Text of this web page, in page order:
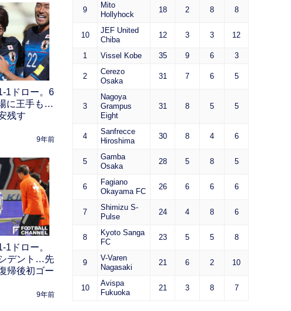
1ドロー。6
に王手も…
残す
9年前
1ドロー。
デント…先
帰後初ゴー
9年前
9
Mito
Hollyhock
18 2 8 8
10
JEF United
Chiba
12 3 3 12
1 Vissel Kobe 35 9 6 3
2
Cerezo
Osaka
31 7 6 5
3
Nagoya
Grampus
Eight
31 8 5 5
4
Sanfrecce
Hiroshima
30 8 4 6
5
Gamba
Osaka
28 5 8 5
6
Fagiano
Okayama FC
26 6 6 6
7
Shimizu S-
Pulse
24 4 8 6
8
Kyoto Sanga
FC
23 5 5 8
9
V-Varen
Nagasaki
21 6 2 10
10
Avispa
Fukuoka
21 3 8 7